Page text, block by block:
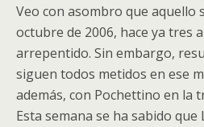
Veo con asombro que aquello
octubre de 2006, hace ya tres
arrepentido. Sin embargo,
siguen todos metidos en ese
además, con Pochettino en la
Esta semana se ha sabido que